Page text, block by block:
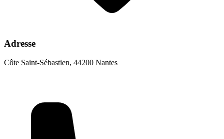
Adresse
Côte Saint-Sébastien, 44200 Nantes